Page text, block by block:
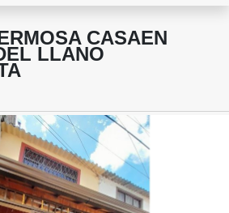
CASAEN
LLANO